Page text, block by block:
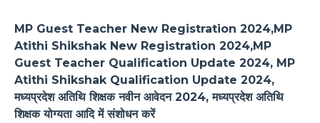
MP Guest Teacher New Registration 2024,MP
Atithi Shikshak New Registration 2024,MP
Guest Teacher Qualification Update 2024, MP
Atithi Shikshak Qualification Update 2024,
मध्यप्रदेश अतिथि शिक्षक नवीन आवेदन 2024, मध्यप्रदेश अतिथि
शिक्षक योग्यता आदि में संशोधन करें